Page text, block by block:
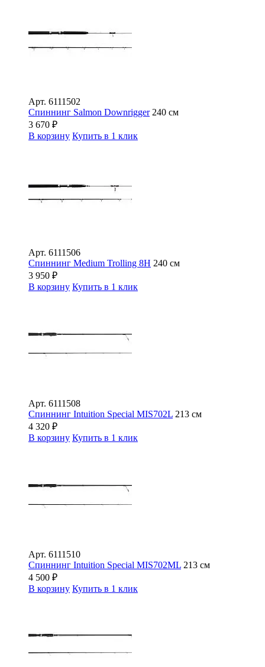
Арт. 6111502
Спиннинг Salmon Downrigger 240 см
3 670 ₽
В корзину Купить в 1 клик
Арт. 6111506
Спиннинг Medium Trolling 8H 240 см
3 950 ₽
В корзину Купить в 1 клик
Арт. 6111508
Спиннинг Intuition Special MIS702L 213 см
4 320 ₽
В корзину Купить в 1 клик
Арт. 6111510
Спиннинг Intuition Special MIS702ML 213 см
4 500 ₽
В корзину Купить в 1 клик